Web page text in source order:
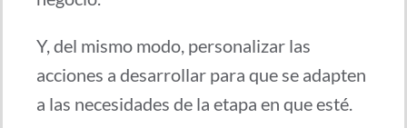
Y, del mismo modo, personalizar las
acciones a desarrollar para que se adapten
a las necesidades de la etapa en que esté.